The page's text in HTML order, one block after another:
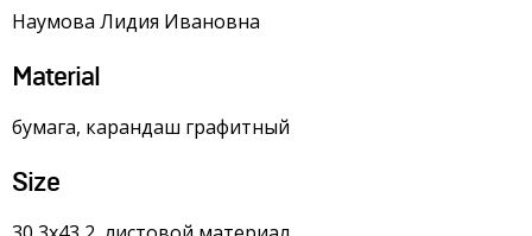
Наумова Лидия Ивановна
Material
бумага, карандаш графитный
Size